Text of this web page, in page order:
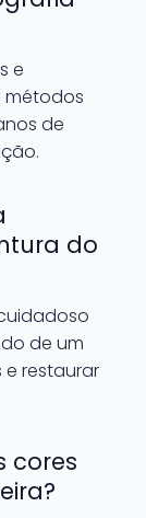
e
métodos
de
do
de um
e restaurar
cores